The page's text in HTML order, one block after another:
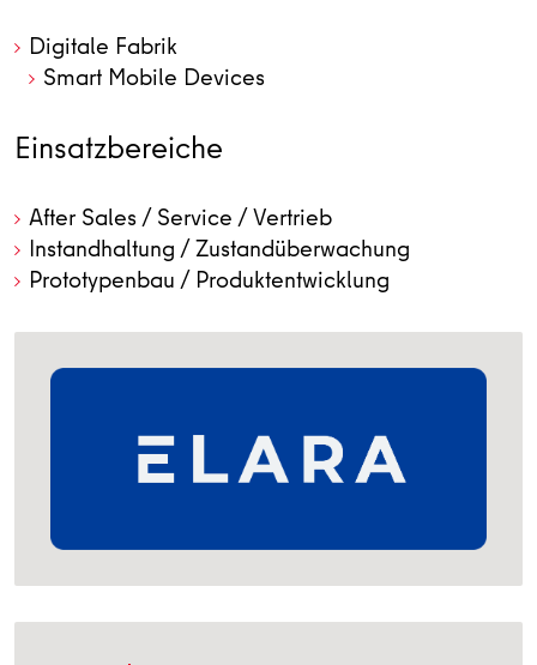
Digitale Fabrik
Smart Mobile Devices
Einsatzbereiche
After Sales / Service / Vertrieb
Instandhaltung / Zustandüberwachung
Prototypenbau / Produktentwicklung